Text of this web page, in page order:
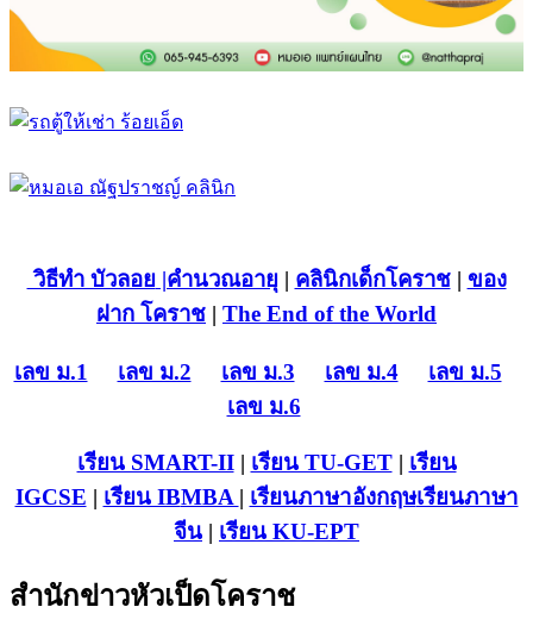
วิธีทำ บัวลอย |คำนวณอายุ | คลินิกเด็กโคราช| ของ
ฝาก โคราช | The End of the World
เลข ม.1 เลข ม.2 เลข ม.3 เลข ม.4
เลข ม.5
เลข ม.6
เรียน SMART-II| เรียน TU-GET| เรียน
IGCSE | เรียน IBMBA | เรียนภาษาอังกฤษเรียนภาษา
จีน | เรียน KU-EPT
สำนักข่าวหัวเป็ดโคราช